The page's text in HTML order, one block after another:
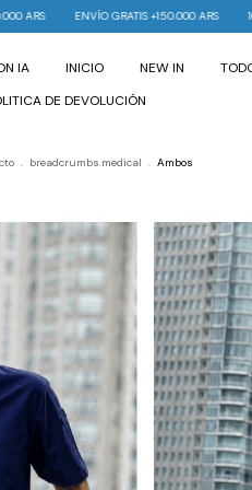
GRATIS +150.000 ARS 10% OFF EN TU
IA INICIO NEW IN
DE DEVOLUCIÓN
. breadcrumbs.medical . Ambos